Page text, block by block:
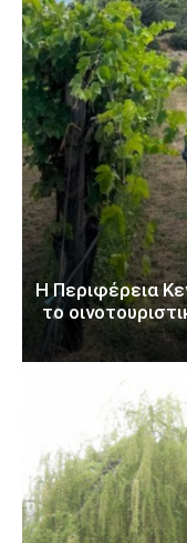
H Περιφέρεια
το